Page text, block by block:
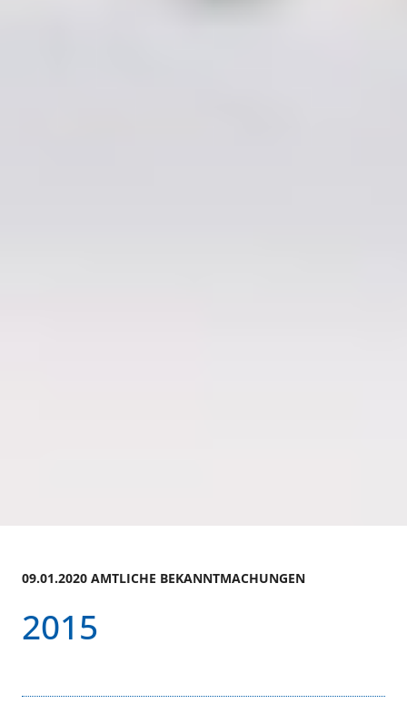
09.01.2020 AMTLICHE BEKANNTMACHUNGEN
2015